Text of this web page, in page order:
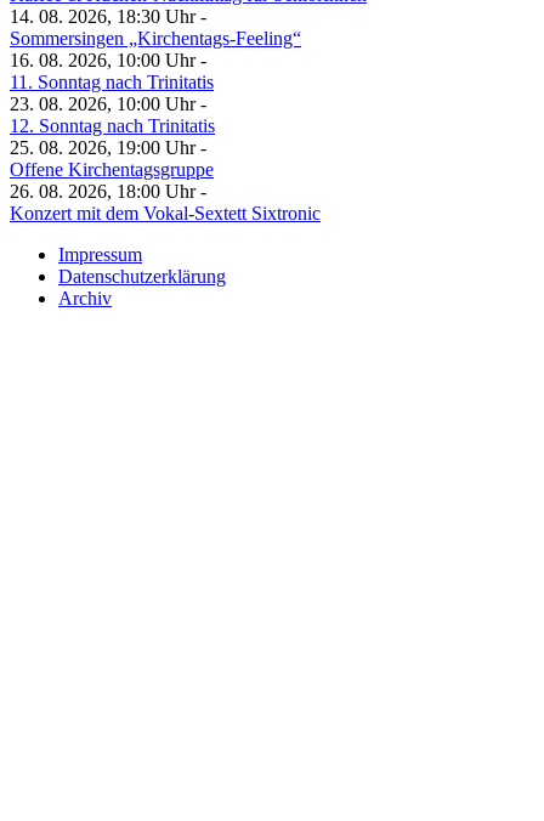
14. 08. 2026, 18:30 Uhr -
Sommersingen „Kirchentags-Feeling“
16. 08. 2026, 10:00 Uhr -
11. Sonntag nach Trinitatis
23. 08. 2026, 10:00 Uhr -
12. Sonntag nach Trinitatis
25. 08. 2026, 19:00 Uhr -
Offene Kirchentagsgruppe
26. 08. 2026, 18:00 Uhr -
Konzert mit dem Vokal-Sextett Sixtronic
Impressum
Datenschutzerklärung
Archiv